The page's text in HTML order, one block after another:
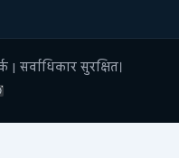
सर्वाधिकार सुरक्षित।